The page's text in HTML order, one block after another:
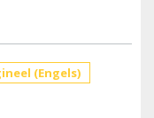
(Engels)